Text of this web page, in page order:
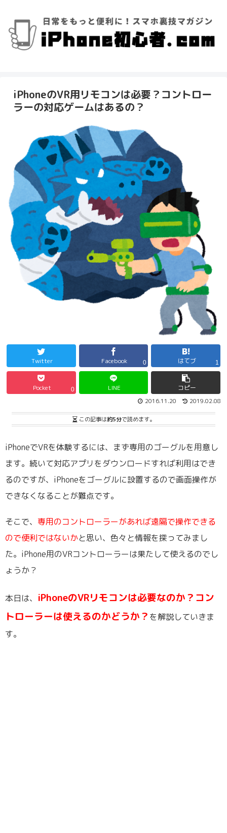
iPhoneのVR用リモコンは必要？コントロー
ラーの対応ゲームはあるの？
Twitter Facebook 0 はてブ 1
Pocket 0 LINE コピー
2019.02.08
2016.11.20
この記事は約5分で読めます。
iPhoneでVRを体験するには、まず専用のゴーグルを用意し
ます。続いて対応アプリをダウンロードすれば利用はでき
るのですが、iPhoneをゴーグルに設置するので画面操作が
できなくなることが難点です。
そこで、 専用のコントローラーがあれば遠隔で操作できる
ので便利ではないかと思い、色々と情報を探ってみまし
た。iPhone用のVRコントローラーは果たして使えるのでし
ょうか？
本日は、 iPhoneのVRリモコンは必要なのか？コン
トローラーは使えるのかどうか？ を解説していきま
す。